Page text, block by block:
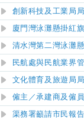
創新科技及工業局
廈門灣泳灘懸掛紅旗
清水灣第二灣泳灘
民航處與民航業界
文化體育及旅遊局
僱主／承建商及僱
渠務署籲請市民報